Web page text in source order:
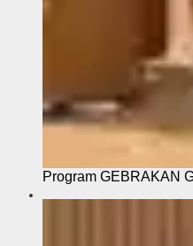
Program GEBRAKAN